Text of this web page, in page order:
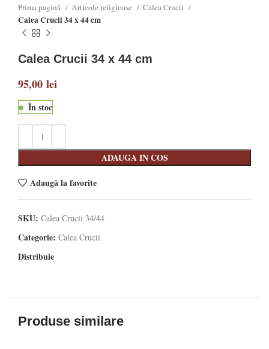
Prima pagină Articole religioase Calea Crucii
Calea Crucii 34 x 44 cm
Calea Crucii 34 x 44 cm
95,00 lei
În stoc
ADAUGA IN COS
Adaugă la favorite
SKU: Calea Crucii 34/44
Categorie: Calea Crucii
Distribuie
Produse similare